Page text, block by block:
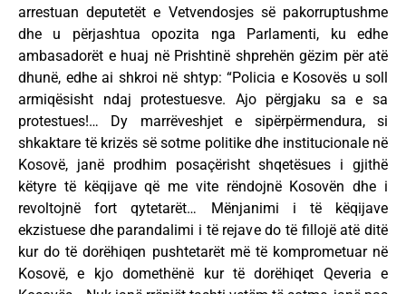
arrestuan deputetët e Vetvendosjes së pakorruptushme
dhe u përjashtua opozita nga Parlamenti, ku edhe
ambasadorët e huaj në Prishtinë shprehën gëzim për atë
dhunë, edhe ai shkroi në shtyp: “Policia e Kosovës u soll
armiqësisht ndaj protestuesve. Ajo përgjaku sa e sa
protestues!… Dy marrëveshjet e sipërpërmendura, si
shkaktare të krizës së sotme politike dhe institucionale në
Kosovë, janë prodhim posaçërisht shqetësues i gjithë
këtyre të këqijave që me vite rëndojnë Kosovën dhe i
revoltojnë fort qytetarët… Mënjanimi i të këqijave
ekzistuese dhe parandalimi i të rejave do të fillojë atë ditë
kur do të dorëhiqen pushtetarët më të komprometuar në
Kosovë, e kjo domethënë kur të dorëhiqet Qeveria e